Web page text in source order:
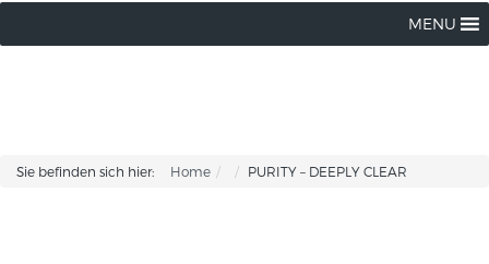
MENU
Sie befinden sich hier: Home PURITY – DEEPLY CLEAR